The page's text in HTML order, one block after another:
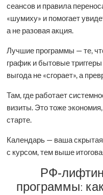
сеансов и правила
«шумиху» и помогает
а не разовая акция.
Лучшие программы — те,
график и бытовые
выгода не «сгорает», а
Там, где работает
визиты. Это тоже
старте.
Календарь — ваша
с курсом, тем выше
программы: